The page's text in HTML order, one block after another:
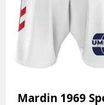
Mardin 1969